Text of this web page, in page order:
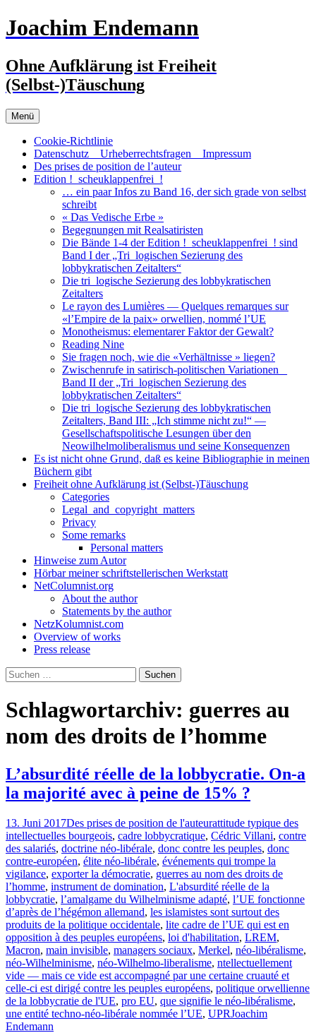
Zum
Inhalt
Joachim Endemann
Ohne Aufklärung ist Freiheit
(Selbst-)Täuschung
Menü
Cookie-Richtlinie
Datenschutz _ Urheberrechtsfragen _ Impressum
Des prises de position de l’auteur
Edition !_scheuklappenfrei_!
… ein paar Infos zu Band 16, der sich grade von selbst
schreibt
« Das Vedische Erbe »
Begegnungen mit Realsatiristen
Die Bände 1-4 der Edition !_scheuklappenfrei_! sind
Band I der „Tri_logischen Sezierung des
lobbykratischen Zeitalters“
Die tri_logische Sezierung des lobbykratischen
Zeitalters
Le rayon des Lumières — Quelques remarques sur
«l’Empire de la paix» orwellien, nommé l’UE
Monotheismus: elementarer Faktor der Gewalt?
Reading Nine
Sie fragen noch, wie die «Verhältnisse » liegen?
Zwischenrufe in satirisch-politischen Variationen _
Band II der „Tri_logischen Sezierung des
lobbykratischen Zeitalters“
Die tri_logische Sezierung des lobbykratischen
Zeitalters, Band III: „Ich stimme nicht zu!“ —
Gesellschaftspolitische Lesungen über den
Neowilhelmoliberalismus und seine Konsequenzen
Es ist nicht ohne Grund, daß es keine Bibliographie in meinen
Büchern gibt
Freiheit ohne Aufklärung ist (Selbst-)Täuschung
Categories
Legal_and_copyright_matters
Privacy
Some remarks
Personal matters
Hinweise zum Autor
Hörbar meiner schriftstellerischen Werkstatt
NetColumnist.org
About the author
Statements by the author
NetzKolumnist.com
Overview of works
Press release
Suchen
nach:
Schlagwortarchiv: guerres au
nom des droits de l’homme
L’absurdité réelle de la lobbycratie. On-a
la majorité avec à peine de 15% ?
13. Juni 2017Des prises de position de l'auteurattitude typique des
intellectuelles bourgeois, cadre lobbycratique, Cédric Villani, contre
des salariés, doctrine néo-libérale, donc contre les peuples, donc
contre-européen, élite néo-libérale, événements qui trompe la
vigilance, exporter la démocratie, guerres au nom des droits de
l’homme, instrument de domination, L'absurdité réelle de la
lobbycratie, l’amalgame du Wilhelminisme adapté, l’UE fonctionne
d’après de l’hégémon allemand, les islamistes sont surtout des
produits de la politique occidentale, lite cadre de l’UE qui est en
opposition à des peuples européens, loi d'habilitation, LREM,
Macron, main invisible, managers sociaux, Merkel, néo-libéralisme,
néo-Wilhelminisme, néo-Wilhelmo-liberalisme, ntellectuellement
vide — mais ce vide est accompagné par une certaine cruauté et
celle-ci est dirigé contre les peuples européens, politique orwellienne
de la lobbycratie de l'UE, pro EU, que signifie le néo-libéralisme,
une entité techno-néo-libérale nommée l’UE, UPRJoachim
Endemann